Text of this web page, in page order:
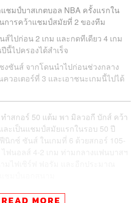
ชมป์บาสเกตบอล NBA ครั้งแรกใน
การคว้าแชมป์สมัยที่ 2 ของทีม
ไปก่อน 2 เกม และกดทีเดียว 4 เกม
นี้ไปครองได้สำเร็จ
งซันส์ จากโดนนำไปก่อนช่วงกลาง
วอเตอร์ที่ 3 และเอาชนะเกมนี้ไปได้
ำสกอร์ 50 แต้ม พา มิลวอกี บักส์ คว้า
ะเป็นแชมป์สมัยแรกในรอบ 50 ปี
นิกซ์ ซันส์ ในเกมที่ 6 ด้วยสกอร์ 105-
ไฟนอลส์ 4-2 เกม ท่ามกลางแฟนบาสฯ
บาวด์ เป็น ‘ดับเบิล ดับเบิล’ โดยการ
READ MORE